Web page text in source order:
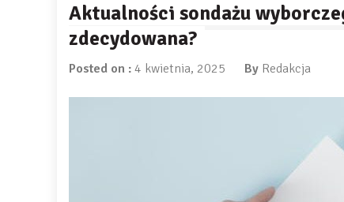
Aktualności sondażu
zdecydowana?
Posted on : 4 kwietnia, 2025 By Redakcja